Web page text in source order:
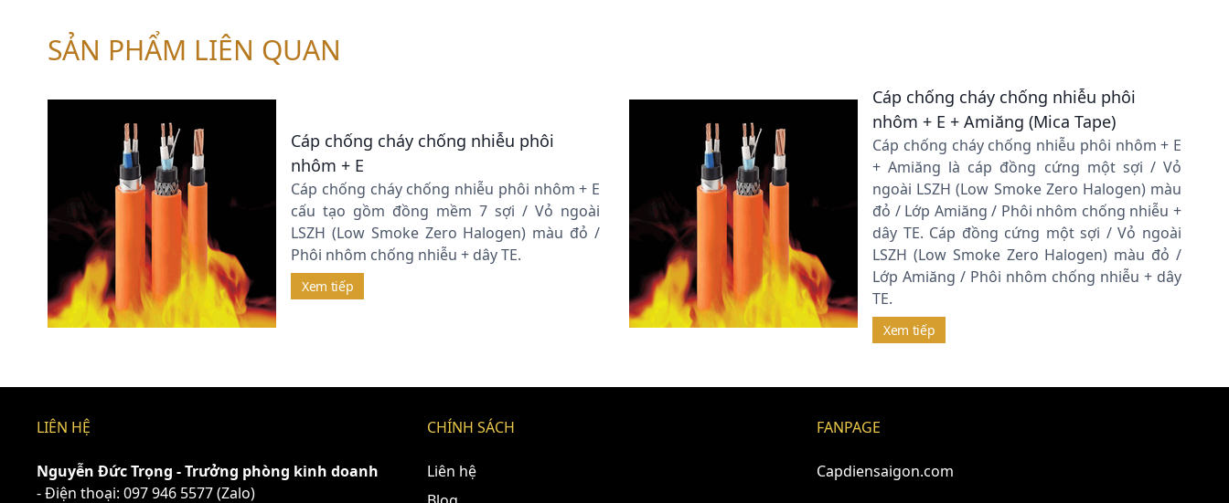
SẢN PHẨM LIÊN QUAN
Cáp chống cháy chống nhiễu phôi
nhôm + E
Cáp chống cháy chống nhiễu phôi nhôm + E
cấu tạo gồm đồng mềm 7 sợi / Vỏ ngoài
LSZH (Low Smoke Zero Halogen) màu đỏ /
Phôi nhôm chống nhiễu + dây TE.
Xem tiếp
Cáp chống cháy chống nhiễu phôi
nhôm + E + Amiăng (Mica Tape)
Cáp chống cháy chống nhiễu phôi nhôm + E
+ Amiăng là cáp đồng cứng một sợi / Vỏ
ngoài LSZH (Low Smoke Zero Halogen) màu
đỏ / Lớp Amiăng / Phôi nhôm chống nhiễu +
dây TE. Cáp đồng cứng một sợi / Vỏ ngoài
LSZH (Low Smoke Zero Halogen) màu đỏ /
Lớp Amiăng / Phôi nhôm chống nhiễu + dây
TE.
Xem tiếp
LIÊN HỆ
Nguyễn Đức Trọng - Trưởng phòng kinh doanh
- Điện thoại: 097 946 5577(Zalo)
CHÍNH SÁCH
Liên hệ
FANPAGE
Capdiensaigon.com